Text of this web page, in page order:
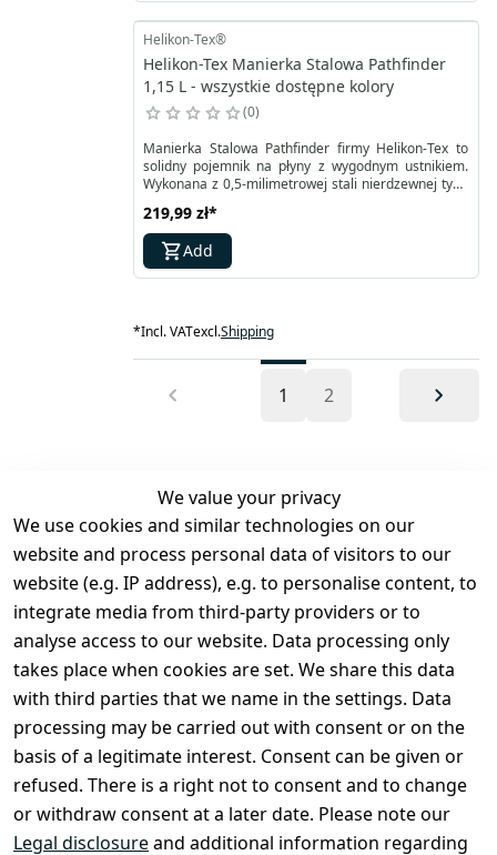
Helikon-Tex®
Helikon-Tex Manierka Stalowa Pathfinder
1,15 L - wszystkie dostępne kolory
0
Manierka Stalowa Pathfinder firmy Helikon-Tex to
solidny pojemnik na płyny z wygodnym ustnikiem.
Wykonana z 0,5-milimetrowej stali nierdzewnej typu
wypraw.
219,99 zł*
Add
*Incl. VATexcl.Shipping
1 2
We value your privacy
We use cookies and similar technologies on our
website and process personal data of visitors to our
website (e.g. IP address), e.g. to personalise content, to
integrate media from third-party providers or to
analyse access to our website. Data processing only
takes place when cookies are set. We share this data
with third parties that we name in the settings. Data
processing may be carried out with consent or on the
basis of a legitimate interest. Consent can be given or
refused. There is a right not to consent and to change
or withdraw consent at a later date. Please note our
Legal disclosureand additional information regarding
Legal
Terms and
Conditions
Legal
disclosure
Privacy Policy
Declaration of
accessibility
Cancellation
rights
Contact
Register